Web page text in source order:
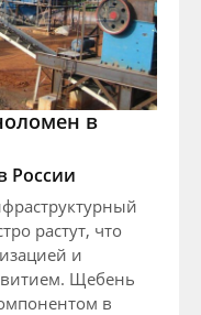
в
России
растут, что
и
Щебень
в